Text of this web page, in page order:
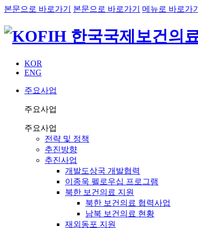
본문으로 바로가기 본문으로 바로가기 메뉴로 바로가기
KOR
ENG
주요사업
주요사업
주요사업
전략 및 정책
추진방향
추진사업
개발도상국 개발협력
이종욱 펠로우십 프로그램
북한 보건의료 지원
북한 보건의료 협력사업
남북 보건의료 현황
재외동포 지원